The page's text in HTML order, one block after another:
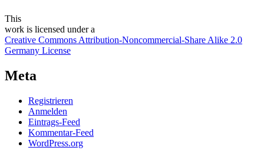
This
work is licensed under a
Creative Commons Attribution-Noncommercial-Share Alike 2.0
Germany License
Meta
Registrieren
Anmelden
Eintrags-Feed
Kommentar-Feed
WordPress.org